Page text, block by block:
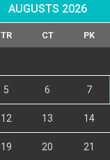
AUGUSTS 2026
TR CT PK
5 6 7
12 13 14
19 20 21